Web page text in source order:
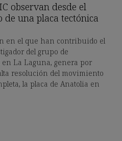
observan desde el
de una placa tectónica
en el que han contribuido el
del grupo de
en La Laguna, genera por
resolución del movimiento
la placa de Anatolia en